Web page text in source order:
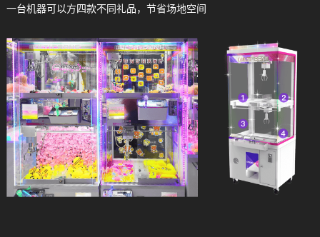
一台机器可以方四款不同礼品，节省场地空间